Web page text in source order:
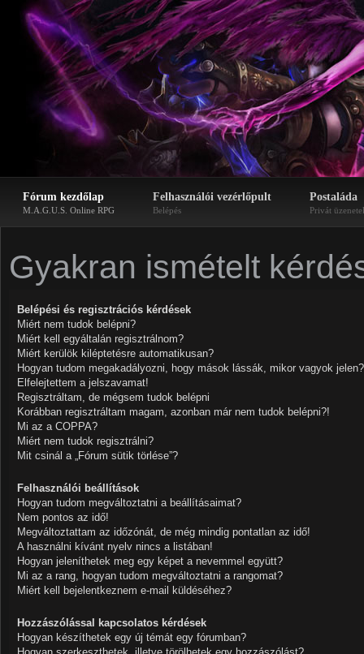
Fórum kezdőlap
M.A.G.U.S. Online RPG
Felhasználói vezérlőpult
Belépés
Postaláda
Privát
Gyakran ismételt
Belépési és regisztrációs kérdések
Miért nem tudok belépni?
Miért kell egyáltalán regisztrálnom?
Miért kerülök kiléptetésre automatikusan?
Hogyan tudom megakadályozni, hogy mások lássák, mikor vagyok jelen?
Elfelejtettem a jelszavamat!
Regisztráltam, de mégsem tudok belépni
Korábban regisztráltam magam, azonban már nem tudok belépni?!
Mi az a COPPA?
Miért nem tudok regisztrálni?
Mit csinál a „Fórum sütik törlése”?
Felhasználói beállítások
Hogyan tudom megváltoztatni a beállításaimat?
Nem pontos az idő!
Megváltoztattam az időzónát, de még mindig pontatlan az idő!
A használni kívánt nyelv nincs a listában!
Hogyan jeleníthetek meg egy képet a nevemmel együtt?
Mi az a rang, hogyan tudom megváltoztatni a rangomat?
Miért kell bejelentkeznem e-mail küldéséhez?
Hozzászólással kapcsolatos kérdések
Hogyan készíthetek egy új témát egy fórumban?